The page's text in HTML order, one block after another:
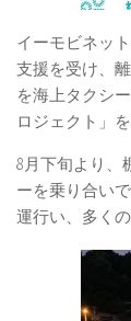
イーモビネッ
支援を受け、
を海上タクシ
ロジェクト」
8月下旬より、
ーを乗り合い
運行い、多く